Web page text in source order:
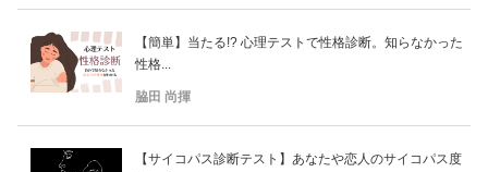
【簡単】当たる!? 心理テストで性格診断。知らなかった
性格...
脇田 尚揮
【サイコパス診断テスト】あなたや恋人のサイコパス度